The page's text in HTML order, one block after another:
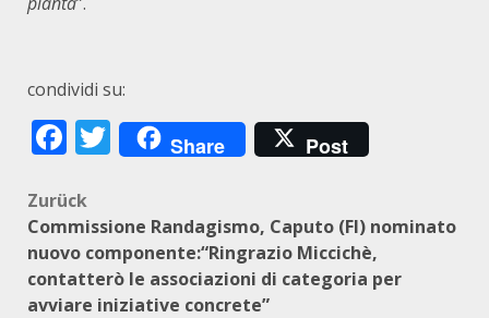
condividi su:
Facebook
Twitter
Share Post
Beitragsnavigation
Zurück
Commissione Randagismo, Caputo (FI) nominato
nuovo componente:“Ringrazio Miccichè,
contatterò le associazioni di categoria per
avviare iniziative concrete”